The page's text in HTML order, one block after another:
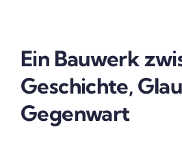
Ein Bauwerk
Geschichte,
Gegenwart